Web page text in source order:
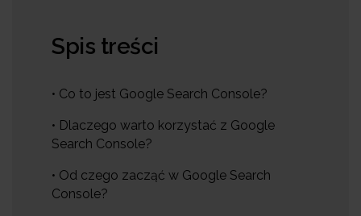
Spis treści
• Co to jest Google Search Console?
• Dlaczego warto korzystać z Google
Search Console?
• Od czego zacząć w Google Search
Console?